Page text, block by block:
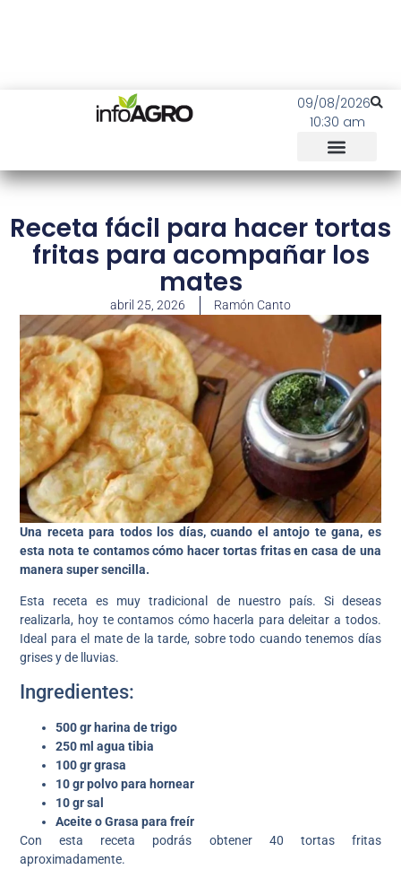
09/08/2026
10:30 am
Receta fácil para hacer tortas
fritas para acompañar los
mates
abril 25, 2026 Ramón Canto
Una receta para todos los días, cuando el antojo te gana, es
esta nota te contamos cómo hacer tortas fritas en casa de una
manera super sencilla.
Esta receta es muy tradicional de nuestro país. Si deseas
realizarla, hoy te contamos cómo hacerla para deleitar a todos.
Ideal para el mate de la tarde, sobre todo cuando tenemos días
grises y de lluvias.
Ingredientes:
500 gr harina de trigo
250 ml agua tibia
100 gr grasa
10 gr polvo para hornear
10 gr sal
Aceite o Grasa para freír
Con esta receta podrás obtener 40 tortas fritas
aproximadamente.